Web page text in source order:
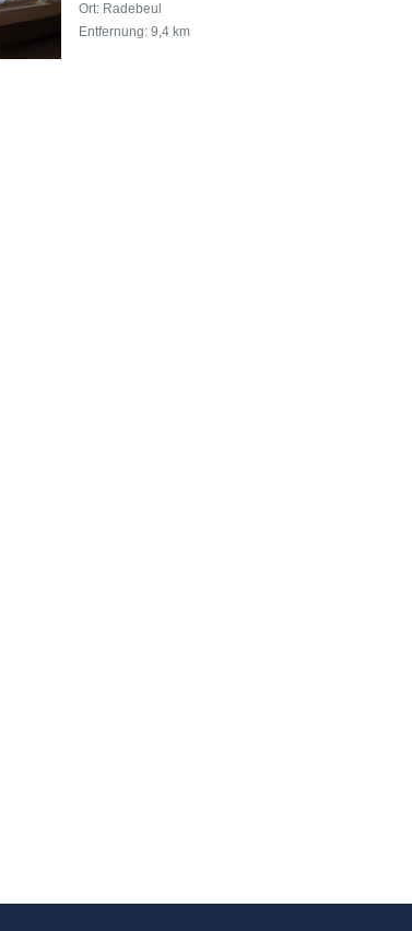
Ort: Radebeul
Entfernung: 9,4 km